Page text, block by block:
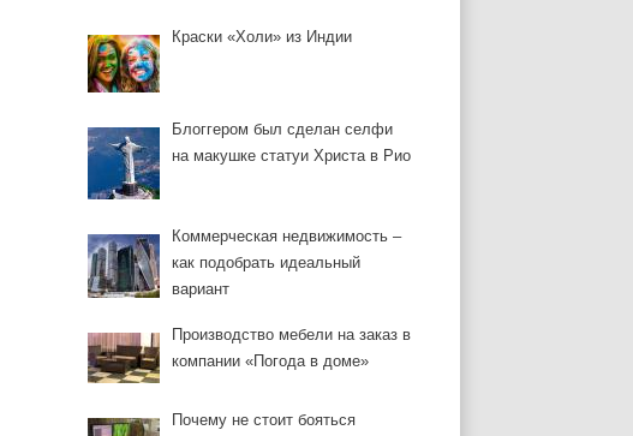
Краски «Холи» из Индии
Блоггером был сделан селфи
на макушке статуи Христа в Рио
Коммерческая недвижимость –
как подобрать идеальный
вариант
Производство мебели на заказ в
компании «Погода в доме»
Почему не стоит бояться